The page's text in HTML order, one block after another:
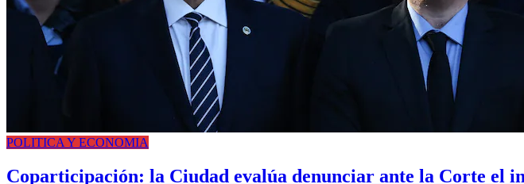
POLITICA Y ECONOMIA
Coparticipación: la Ciudad evalúa denunciar ante la Corte el